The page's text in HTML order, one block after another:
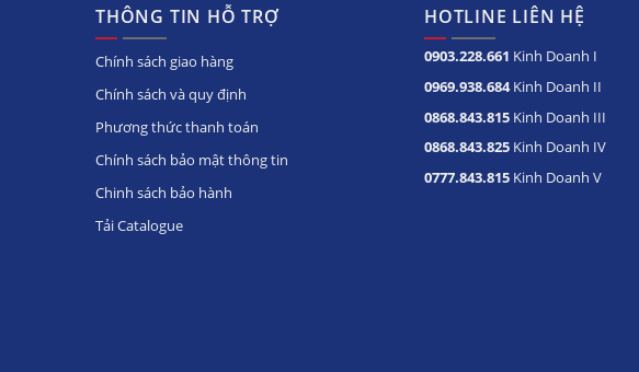
THÔNG TIN HỖ TRỢ
Chính sách giao hàng
Chính sách và quy định
Phương thức thanh toán
Chính sách bảo mật thông tin
Chinh sách bảo hành
Tải Catalogue
HOTLINE LIÊN HỆ
0903.228.661 Kinh Doanh I
0969.938.684Kinh Doanh II
0868.843.815 Kinh Doanh III
0868.843.825 Kinh Doanh IV
0777.843.815 Kinh Doanh V